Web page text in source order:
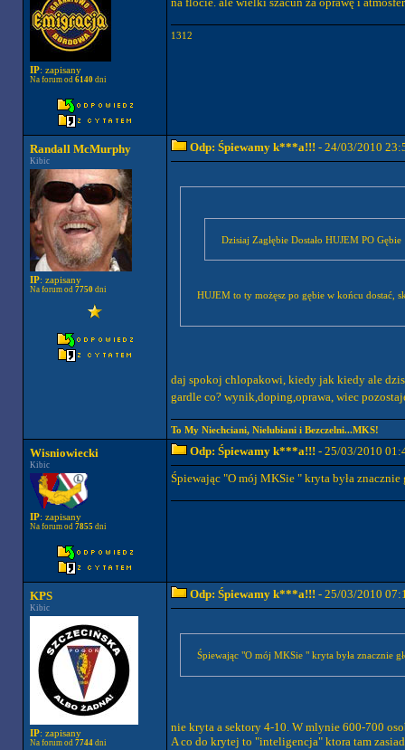
IP: zapisany
Na forum od 6140dni
1312
Randall McMurphy
Kibic
IP: zapisany
Na forum od 7750dni
Odp: Śpiewamy k***a!!! - 24/03/2010
Dzisiaj Zagłębie Dostało HUJEM PO
HUJEM to ty możęsz po gębie w końcu dostać,
daj spokoj chlopakowi, kiedy jak kiedy ale
gardle co? wynik,doping,oprawa, wiec
To My Niechciani, Nielubiani i Bezczelni...MKS!
Wisniowiecki
Kibic
IP: zapisany
Na forum od 7855dni
Odp: Śpiewamy k***a!!! - 25/03/2010
Śpiewając "O mój MKSie " kryta była znacznie
KPS
Kibic
IP: zapisany
Na forum od 7744dni
Odp: Śpiewamy k***a!!! - 25/03/2010
Śpiewając "O mój MKSie " kryta była znacznie
nie kryta a sektory 4-10. W mlynie 600-700
A co do krytej to "inteligencja" ktora tam